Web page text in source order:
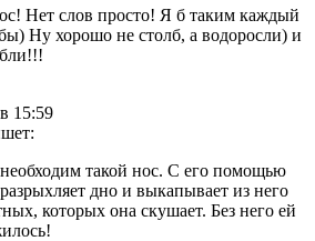
Нет слов просто! Я б таким каждый
Ну хорошо не столб, а водоросли) и
15:59
такой нос. С его помощью
дно и выкапывает из него
которых она скушает. Без него ей